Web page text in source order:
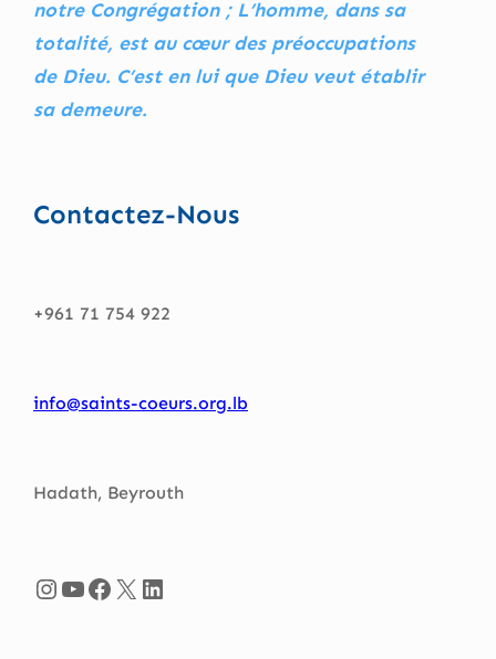
notre Congrégation ; L’homme, dans sa
totalité, est au cœur des préoccupations
de Dieu. C’est en lui que Dieu veut établir
sa demeure.
Contactez-Nous
+961 71 754 922
info@saints-coeurs.org.lb
Hadath, Beyrouth
InstagramYouTube Facebook X LinkedIn